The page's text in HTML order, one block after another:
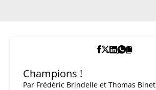
Champions !
Par Frédéric Brindelle et Thomas Binet